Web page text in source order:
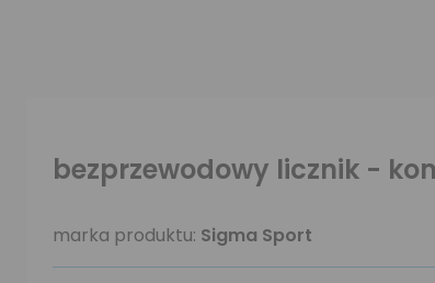
bezprzewodowy licznik -
marka produktu: Sigma Sport